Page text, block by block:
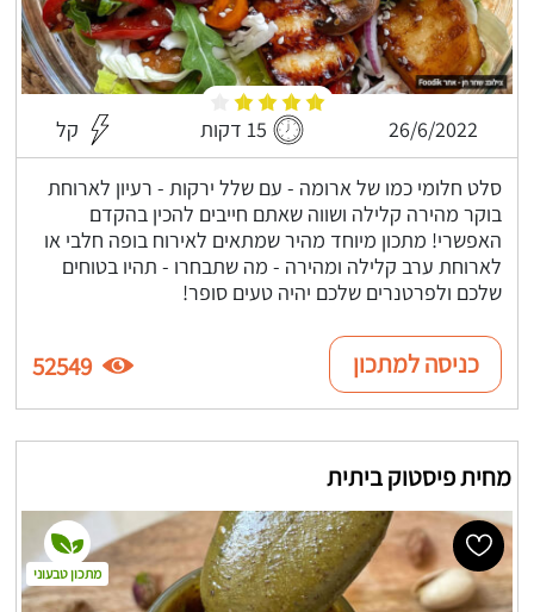
26/6/2022 15 דקות קל
סלט חלומי כמו של ארומה - עם שלל ירקות - רעיון לארוחת
בוקר מהירה קלילה ושווה שאתם חייבים להכין בהקדם
האפשרי! מתכון מיוחד מהיר שמתאים לאירוח בופה חלבי או
לארוחת ערב קלילה ומהירה - מה שתבחרו - תהיו בטוחים
שלכם ולפרטנרים שלכם יהיה טעים סופר!
כניסה למתכון 52549
מחית פיסטוק ביתית
מתכון טבעוני